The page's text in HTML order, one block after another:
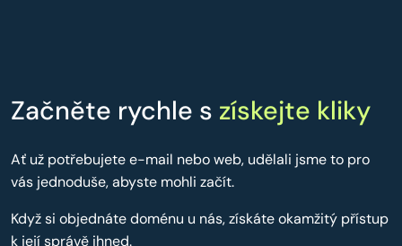
Začněte rychle s získejte kliky
Ať už potřebujete e-mail nebo web, udělali jsme to pro
vás jednoduše, abyste mohli začít.
Když si objednáte doménu u nás, získáte okamžitý přístup
k její správě ihned.